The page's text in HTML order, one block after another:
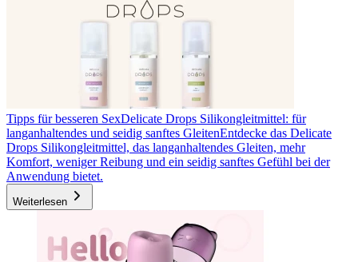
Tipps für besseren SexDelicate Drops Silikongleitmittel: für
langanhaltendes und seidig sanftes GleitenEntdecke das Delicate
Drops Silikongleitmittel, das langanhaltendes Gleiten, mehr
Komfort, weniger Reibung und ein seidig sanftes Gefühl bei der
Anwendung bietet.
Weiterlesen